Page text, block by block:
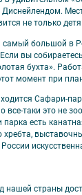
не только
самый большой в
вы
бухта».
момент при
Сафари-
все-таки это не
есть
хребта,
нашей страны